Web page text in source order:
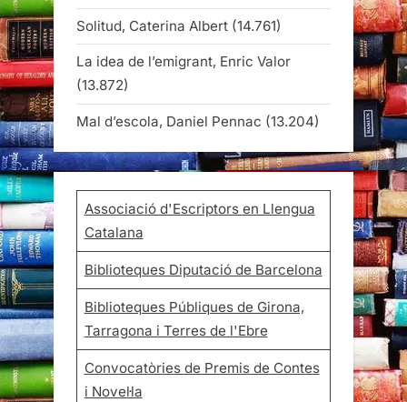
Solitud, Caterina Albert (14.761)
La idea de l’emigrant, Enric Valor
(13.872)
Mal d’escola, Daniel Pennac (13.204)
Associació d'Escriptors en Llengua
Catalana
Biblioteques Diputació de Barcelona
Biblioteques Públiques de Girona,
Tarragona i Terres de l'Ebre
Convocatòries de Premis de Contes
i Novel·la